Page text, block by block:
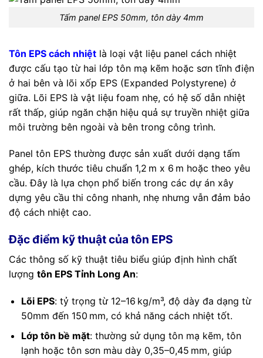
Tấm panel EPS 50mm, tôn dày 4mm
Tôn EPS cách nhiệt là loại vật liệu panel cách nhiệt
được cấu tạo từ hai lớp tôn mạ kẽm hoặc sơn tĩnh điện
ở hai bên và lõi xốp EPS (Expanded Polystyrene) ở
giữa. Lõi EPS là vật liệu foam nhẹ, có hệ số dẫn nhiệt
rất thấp, giúp ngăn chặn hiệu quả sự truyền nhiệt giữa
môi trường bên ngoài và bên trong công trình.
Panel tôn EPS thường được sản xuất dưới dạng tấm
ghép, kích thước tiêu chuẩn 1,2 m x 6 m hoặc theo yêu
cầu. Đây là lựa chọn phổ biến trong các dự án xây
dựng yêu cầu thi công nhanh, nhẹ nhưng vẫn đảm bảo
độ cách nhiệt cao.
Đặc điểm kỹ thuật của tôn EPS
Các thông số kỹ thuật tiêu biểu giúp định hình chất
lượng tôn EPS Tỉnh Long An:
Lõi EPS: tỷ trọng từ 12–16 kg/m³, độ dày đa dạng từ
50mm đến 150 mm, có khả năng cách nhiệt tốt.
Lớp tôn bề mặt: thường sử dụng tôn mạ kẽm, tôn
lạnh hoặc tôn sơn màu dày 0,35–0,45 mm, giúp